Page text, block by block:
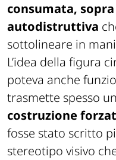
consumata,
autodistruttiva
sottolineare in
L’idea della figura
poteva anche
trasmette spesso
costruzione
fosse stato scritto
stereotipo visivo